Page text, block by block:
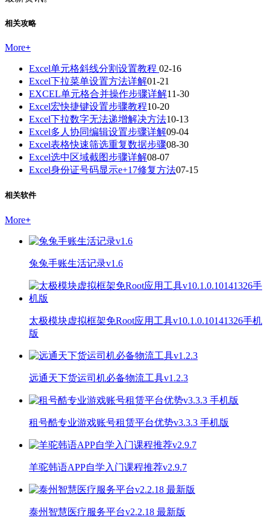
相关攻略
More+
Excel单元格斜线分割设置教程 02-16
Excel下拉菜单设置方法详解01-21
EXCEL单元格合并操作步骤详解11-30
Excel宏快捷键设置步骤教程10-20
Excel下拉数字无法递增解决方法10-13
Excel多人协同编辑设置步骤详解09-04
Excel表格快速筛选重复数据步骤08-30
Excel选中区域截图步骤详解08-07
Excel身份证号码显示e+17修复方法07-15
相关软件
More+
兔兔手账生活记录v1.6
太极模块虚拟框架免Root应用工具v10.1.0.10141326手机
版
远通天下货运司机必备物流工具v1.2.3
租号酷专业游戏账号租赁平台优势v3.3.3 手机版
羊驼韩语APP自学入门课程推荐v2.9.7
泰州智慧医疗服务平台v2.2.18 最新版